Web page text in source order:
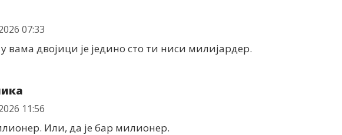
07:33
вама двојици је једино сто ти ниси милијардер.
11:56
Или, да је бар милионер.